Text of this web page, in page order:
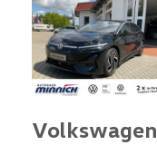
Volkswagen